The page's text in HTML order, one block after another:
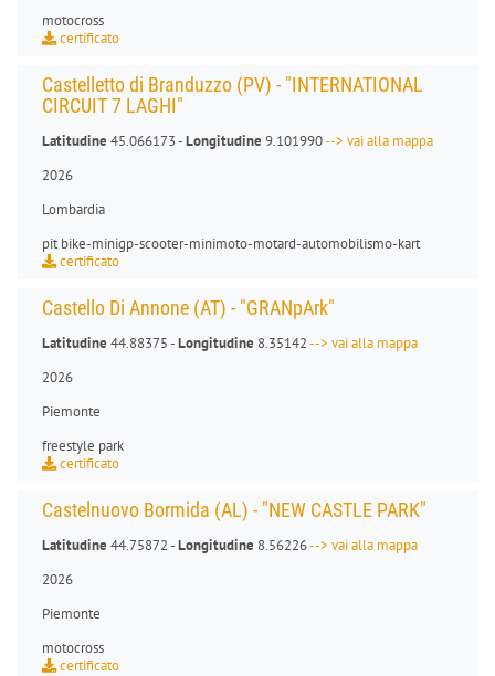
motocross
certificato
Castelletto di Branduzzo (PV) - "INTERNATIONAL
CIRCUIT 7 LAGHI"
Latitudine45.066173 -Longitudine9.101990--> vai alla mappa
2026
Lombardia
pit bike-minigp-scooter-minimoto-motard-automobilismo-kart
certificato
Castello Di Annone (AT) - "GRANpArk"
Latitudine44.88375 -Longitudine 8.35142--> vai alla mappa
2026
Piemonte
freestyle park
certificato
Castelnuovo Bormida (AL) - "NEW CASTLE PARK"
Latitudine44.75872 -Longitudine 8.56226--> vai alla mappa
2026
Piemonte
motocross
certificato